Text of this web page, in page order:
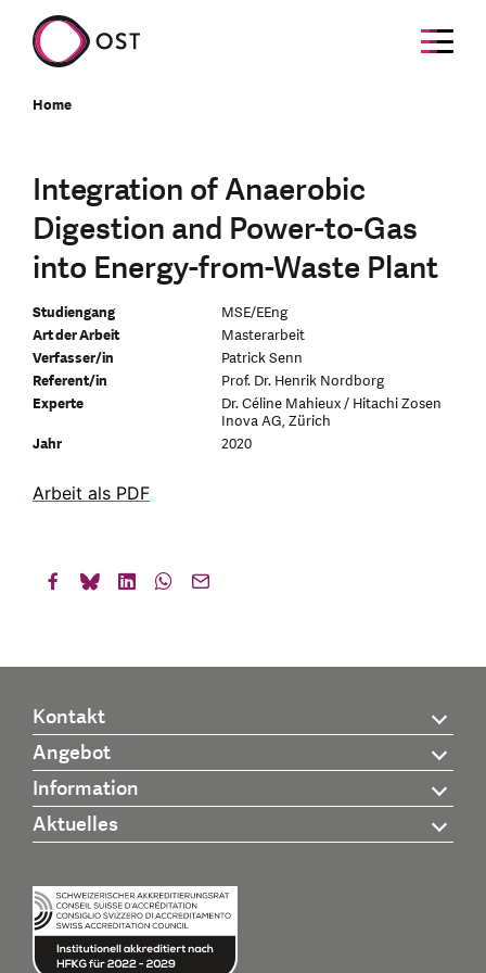
Home
Integration of Anaerobic
Digestion and Power-to-Gas
into Energy-from-Waste Plant
Studiengang
MSE/EEng
Art der Arbeit
Masterarbeit
Verfasser/in
Patrick Senn
Referent/in
Prof. Dr. Henrik Nordborg
Experte
Dr. Céline Mahieux / Hitachi Zosen
Inova AG, Zürich
Jahr
2020
Arbeit als PDF
Kontakt
Angebot
Information
Aktuelles